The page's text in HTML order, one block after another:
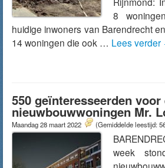
8
huidige inwoners van Barendrecht
14 woningen die ook … Lees verder
550 geïnteresseerden voor
nieuwbouwwoningen Mr.
Maandag 28 maart 2022 (Gemiddelde leestijd:
week